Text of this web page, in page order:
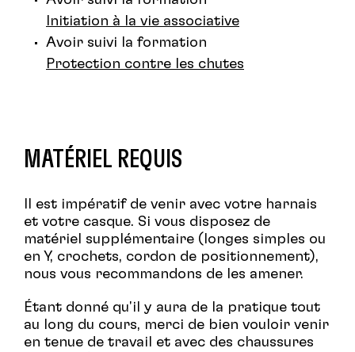
Initiation à la vie associative
Avoir suivi la formation
Protection contre les chutes
MATÉRIEL REQUIS
Il est impératif de venir avec votre harnais
et votre casque. Si vous disposez de
matériel supplémentaire (longes simples ou
en Y, crochets, cordon de positionnement),
nous vous recommandons de les amener.
Étant donné qu'il y aura de la pratique tout
au long du cours, merci de bien vouloir venir
en tenue de travail et avec des chaussures